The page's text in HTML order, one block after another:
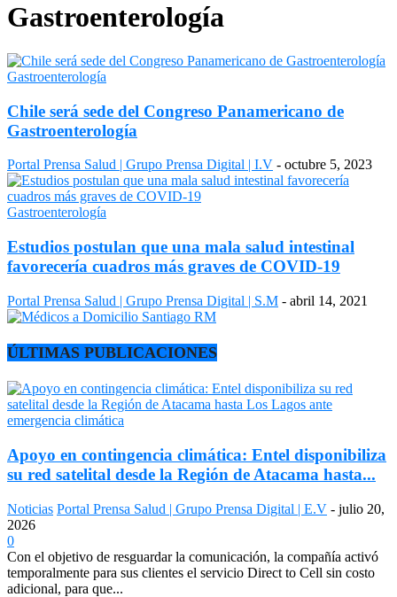
Gastroenterología
Gastroenterología
Chile será sede del Congreso Panamericano de
Gastroenterología
Portal Prensa Salud | Grupo Prensa Digital | I.V - octubre 5, 2023
Gastroenterología
Estudios postulan que una mala salud intestinal
favorecería cuadros más graves de COVID-19
Portal Prensa Salud | Grupo Prensa Digital | S.M - abril 14, 2021
ÚLTIMAS PUBLICACIONES
Apoyo en contingencia climática: Entel disponibiliza
su red satelital desde la Región de Atacama hasta...
Noticias Portal Prensa Salud | Grupo Prensa Digital | E.V - julio 20,
2026
0
Con el objetivo de resguardar la comunicación, la compañía activó
temporalmente para sus clientes el servicio Direct to Cell sin costo
adicional, para que...